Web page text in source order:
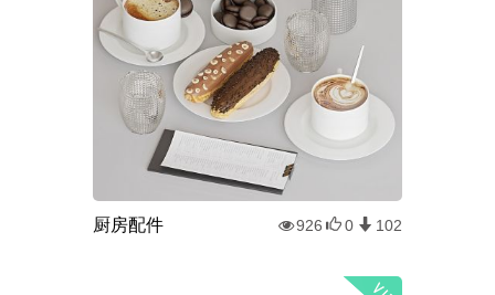
厨房配件 926 0 102